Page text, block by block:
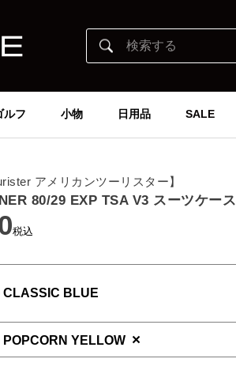
ルフ 小物 日用品 SALE
アメリカンツーリスター】
80/29 EXP TSA V3 スーツケース
税込
CLASSIC BLUE
POPCORN YELLOW ×